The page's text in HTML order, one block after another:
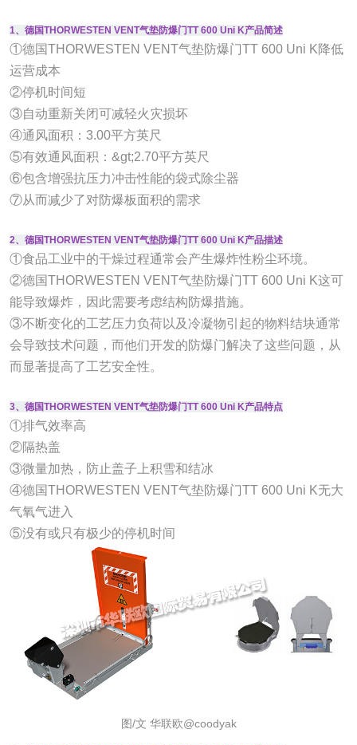
1、德国THORWESTEN VENT气垫防爆门TT 600 Uni K产品简述
①德国THORWESTEN VENT气垫防爆门TT 600 Uni K降低
运营成本
②停机时间短
③自动重新关闭可减轻火灾损坏
④通风面积：3.00平方英尺
⑤有效通风面积：&gt;2.70平方英尺
⑥包含增强抗压力冲击性能的袋式除尘器
⑦从而减少了对防爆板面积的需求
2、德国THORWESTEN VENT气垫防爆门TT 600 Uni K产品描述
①食品工业中的干燥过程通常会产生爆炸性粉尘环境。
②德国THORWESTEN VENT气垫防爆门TT 600 Uni K这可
能导致爆炸，因此需要考虑结构防爆措施。
③不断变化的工艺压力负荷以及冷凝物引起的物料结块通常
会导致技术问题，而他们开发的防爆门解决了这些问题，从
而显著提高了工艺安全性。
3、德国THORWESTEN VENT气垫防爆门TT 600 Uni K产品特点
①排气效率高
②隔热盖
③微量加热，防止盖子上积雪和结冰
④德国THORWESTEN VENT气垫防爆门TT 600 Uni K无大
气氧气进入
⑤没有或只有极少的停机时间
图/文 华联欧@coodyak